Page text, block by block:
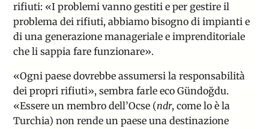
rifiuti: «I problemi vanno gestiti e per gestire il
problema dei rifiuti, abbiamo bisogno di impianti e
di una generazione manageriale e imprenditoriale
che li sappia fare funzionare».
«Ogni paese dovrebbe assumersi la responsabilità
dei propri rifiuti», sembra farleeco Gündoğdu.
«Essere un membro dell’Ocse (ndr, come lo è la
Turchia) non rende un paese una destinazione